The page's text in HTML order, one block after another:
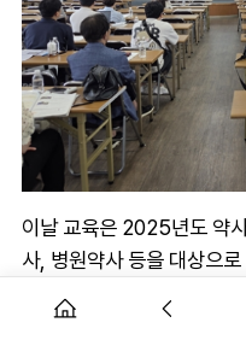
이날 교육은 2025년도 약
사, 병원약사 등을 대상으